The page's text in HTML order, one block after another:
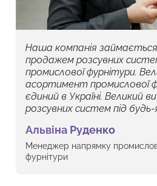
Наша компанія
продажем розсувних
промислової фурнітури.
асортимент промислової
єдиний в Україні. Великий
розсувних систем під
Альвіна Руденко
Менеджер напрямку
фурнітури